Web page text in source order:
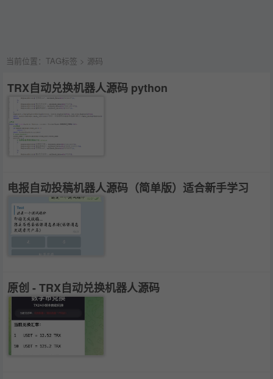
当前位置： TAG标签 > 源码
TRX自动兑换机器人源码 python
电报自动投稿机器人源码（简单版）适合新手学习
原创 - TRX自动兑换机器人源码